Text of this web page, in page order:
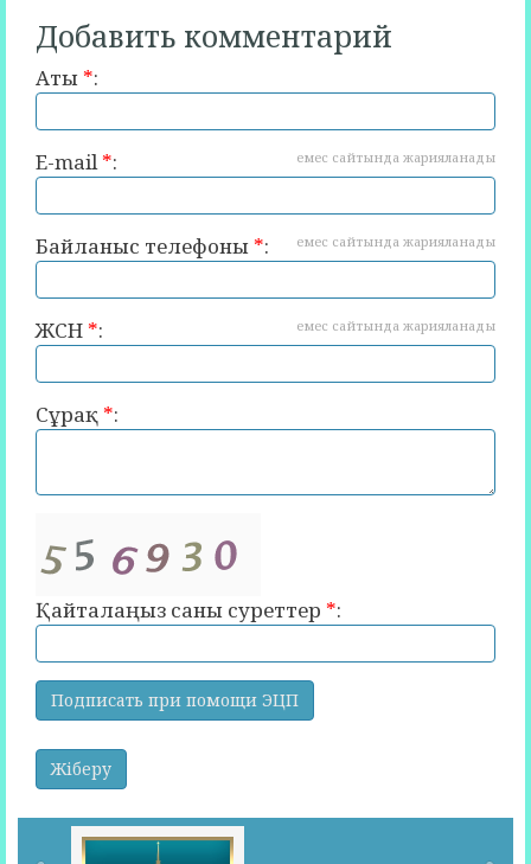
Добавить комментарий
Аты *:
E-mail*: емес сайтында жарияланады
Байланыс телефоны *: емес сайтында жарияланады
ЖСН *: емес сайтында жарияланады
Сұрақ *:
Қайталаңыз саны суреттер *: